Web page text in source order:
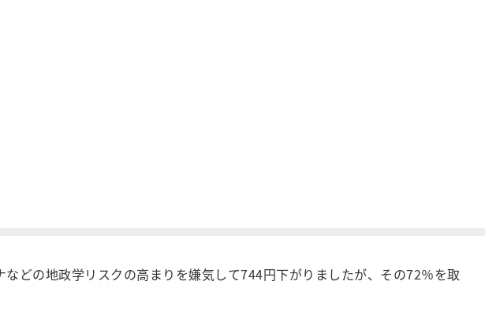
どの地政学リスクの高まりを嫌気して744円下がりましたが、その72％を取